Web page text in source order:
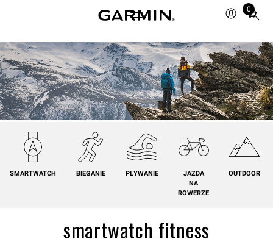
0
Total
in
cart:
0
SMARTWATCH BIEGANIE PŁYWANIE
JAZDA
NA
ROWERZE
OUTDOOR
smartwatch fitness